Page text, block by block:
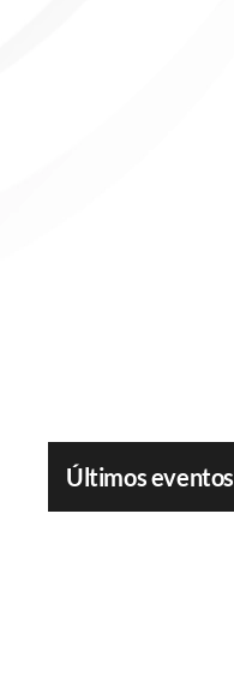
Últimos eventos